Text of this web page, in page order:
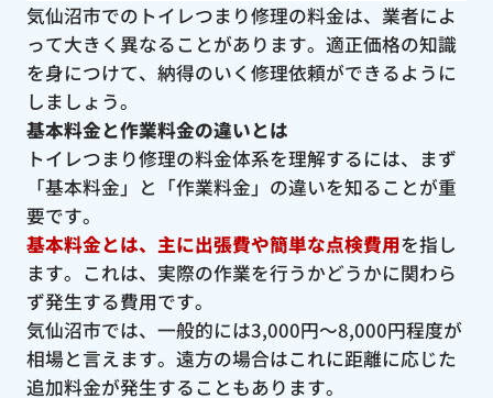
気仙沼市でのトイレつまり修理の料金は、業者によ
って大きく異なることがあります。適正価格の知識
を身につけて、納得のいく修理依頼ができるように
しましょう。
基本料金と作業料金の違いとは
トイレつまり修理の料金体系を理解するには、まず
「基本料金」と「作業料金」の違いを知ることが重
要です。
基本料金とは、主に出張費や簡単な点検費用を指し
ます。これは、実際の作業を行うかどうかに関わら
ず発生する費用です。
気仙沼市では、一般的には3,000円〜8,000円程度が
相場と言えます。遠方の場合はこれに距離に応じた
追加料金が発生することもあります。